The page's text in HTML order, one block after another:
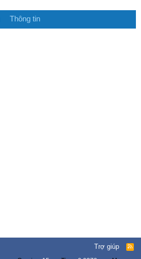
Thông tin
Trợ giúp
R